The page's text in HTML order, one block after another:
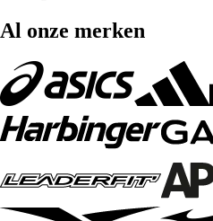
Al onze merken